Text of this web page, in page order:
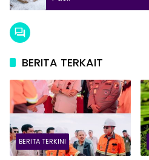
BERITA TERKAIT
BERITA TERKINI